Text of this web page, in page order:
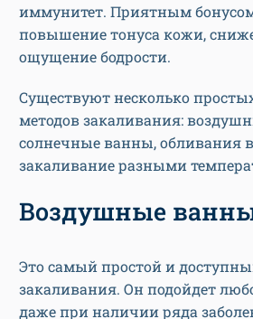
иммунитет. Приятным
повышение тонуса кожи,
ощущение бодрости.
Существуют несколько
методов закаливания:
солнечные ванны, обливания
закаливание разными
Воздушные
Это самый простой и
закаливания. Он подойдет
даже при наличии ряда